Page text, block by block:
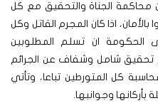
محاكمة الجناة والتحقيق مع كل
اذا كان المجرم القاتل وكل
الحكومة ان تسلم المطلوبين
تحقيق شامل وشفاف عن الجرائم
كل المتورطين تباعا، وتأتي
بأركانها وجوانبها.